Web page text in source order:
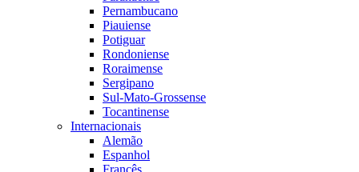
Pernambucano
Piauiense
Potiguar
Rondoniense
Roraimense
Sergipano
Sul-Mato-Grossense
Tocantinense
Internacionais
Alemão
Espanhol
Francês